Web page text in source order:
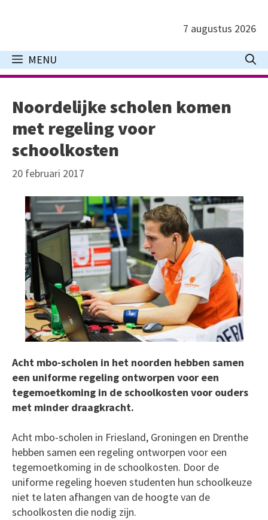
inhoud
7 augustus 2026
MENU
Noordelijke scholen komen
met regeling voor
schoolkosten
20 februari 2017
Acht mbo-scholen in het noorden hebben samen
een uniforme regeling ontworpen voor een
tegemoetkoming in de schoolkosten voor ouders
met minder draagkracht.
Acht mbo-scholen in Friesland, Groningen en Drenthe
hebben samen een regeling ontworpen voor een
tegemoetkoming in de schoolkosten. Door de
uniforme regeling hoeven studenten hun schoolkeuze
niet te laten afhangen van de hoogte van de
schoolkosten die nodig zijn.